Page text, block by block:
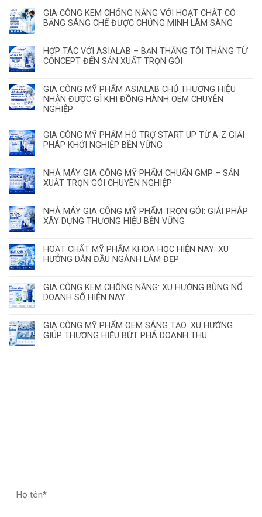
GIA CÔNG KEM CHỐNG NẮNG VỚI HOẠT CHẤT CÓ
BẰNG SÁNG CHẾ ĐƯỢC CHỨNG MINH LÂM SÀNG
HỢP TÁC VỚI ASIALAB – BẠN THẮNG TÔI THẮNG TỪ
CONCEPT ĐẾN SẢN XUẤT TRỌN GÓI
GIA CÔNG MỸ PHẨM ASIALAB CHỦ THƯƠNG HIỆU
NHẬN ĐƯỢC GÌ KHI ĐỒNG HÀNH OEM CHUYÊN
NGHIỆP
GIA CÔNG MỸ PHẨM HỖ TRỢ START UP TỪ A-Z GIẢI
PHÁP KHỞI NGHIỆP BỀN VỮNG
NHÀ MÁY GIA CÔNG MỸ PHẨM CHUẨN GMP – SẢN
XUẤT TRỌN GÓI CHUYÊN NGHIỆP
NHÀ MÁY GIA CÔNG MỸ PHẨM TRỌN GÓI: GIẢI PHÁP
XÂY DỰNG THƯƠNG HIỆU BỀN VỮNG
HOẠT CHẤT MỸ PHẨM KHOA HỌC HIỆN NAY: XU
HƯỚNG DẪN ĐẦU NGÀNH LÀM ĐẸP
GIA CÔNG KEM CHỐNG NẮNG: XU HƯỚNG BÙNG NỔ
DOANH SỐ HIỆN NAY
GIA CÔNG MỸ PHẨM OEM SÁNG TẠO: XU HƯỚNG
GIÚP THƯƠNG HIỆU BỨT PHÁ DOANH THU